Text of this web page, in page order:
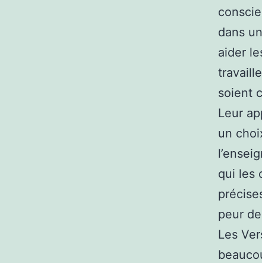
dans
aider
soient
Leur
un
qui les
peur
Les